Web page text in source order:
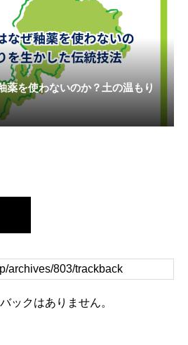
薬を使わないのか？土の温もり
ックはありません。